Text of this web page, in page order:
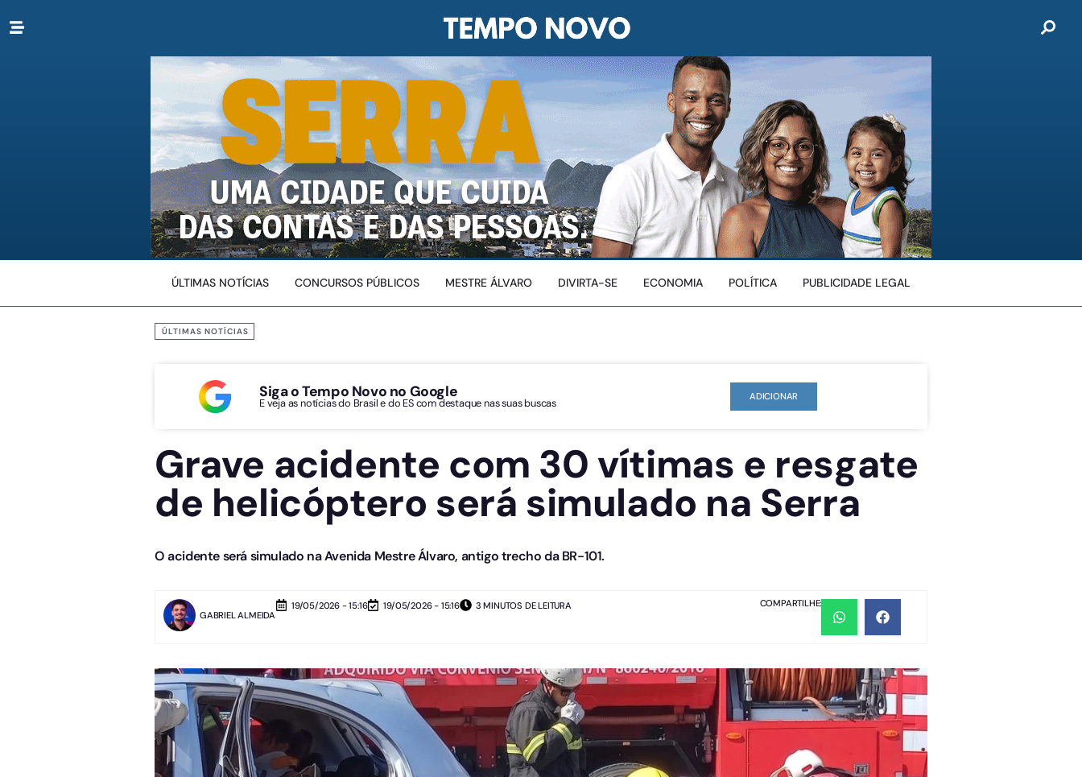
ÚLTIMAS NOTÍCIAS CONCURSOS PÚBLICOS MESTRE ÁLVARO DIVIRTA-SE ECONOMIA POLÍTICA PUBLICIDADE LEGAL
ÚLTIMAS NOTÍCIAS
Siga o Tempo Novo no Google
E veja as notícias do Brasil e do ES com destaque nas suas buscas ADICIONAR
Grave acidente com 30 vítimas e resgate
de helicóptero será simulado na Serra
O acidente será simulado na Avenida Mestre Álvaro, antigo trecho da BR-101.
GABRIEL ALMEIDA
19/05/2026 - 15:16 19/05/2026 - 15:16 3 MINUTOS DE LEITURA COMPARTILHE: